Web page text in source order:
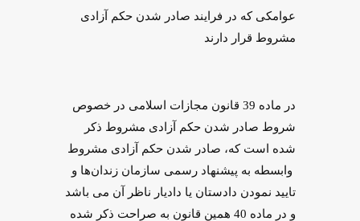
عوامکی که در فرایند صادر شدن حکم آزادی
مشروط قرار دارند
در ماده 39 قانون مجازات اسلامی در خصوص
شروط صادر شدن حکم آزادی مشروط ذکر
شده است که، صادر شدن حکم آزادی مشروط
وابسطه به پیشنهاد رسمی سازمان زندان‌ها و
تایید نمودن دادستان یا دادیار ناظر آن می باشد
و در ماده 40 همین قانون به صراحت ذکر شده